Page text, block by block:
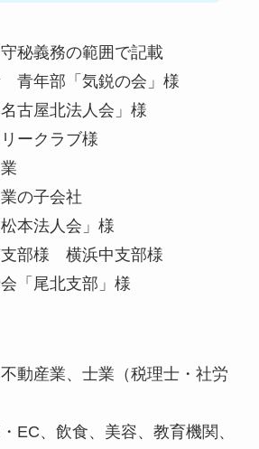
秘義務の範囲で記載
青年部「気鋭の会」様
古屋北法人会」様
ークラブ様
の子会社
本法人会」様
支部様 横浜中支部様
「尾北支部」様
動産業、士業（税理士・社労
EC、飲食、美容、教育機関、